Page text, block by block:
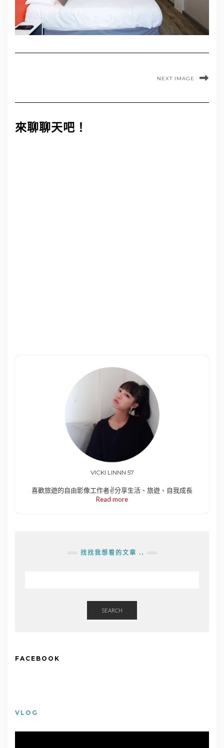
NEXT IMAGE
來聊聊天吧！
VICKI LINNN 57
喜歡旅遊的自由影像工作者✌️分享生活、旅遊、自我成長
Read more
找找我想看的文章 ..
SEARCH
FACEBOOK
VLOG